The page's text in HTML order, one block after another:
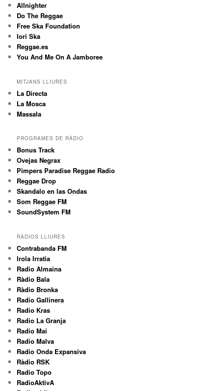
Allnighter
Do The Reggae
Free Ska Foundation
Iori Ska
Reggae.es
You And Me On A Jamboree
MITJANS LLIURES
La Directa
La Mosca
Massala
PROGRAMES DE RÀDIO
Bonus Track
Ovejas Negrax
Pimpers Paradise Reggae Radio
Reggae Drop
Skandalo en las Ondas
Som Reggae FM
SoundSystem FM
RÀDIOS LLIURES
Contrabanda FM
Irola Irratia
Radio Almaina
Ràdio Bala
Ràdio Bronka
Radio Gallinera
Radio Kras
Radio La Granja
Radio Mai
Radio Malva
Radio Onda Expansiva
Ràdio RSK
Radio Topo
RadioAktivA